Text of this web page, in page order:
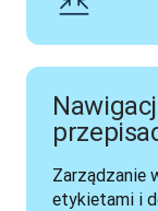
Zarządzanie
etykietami i